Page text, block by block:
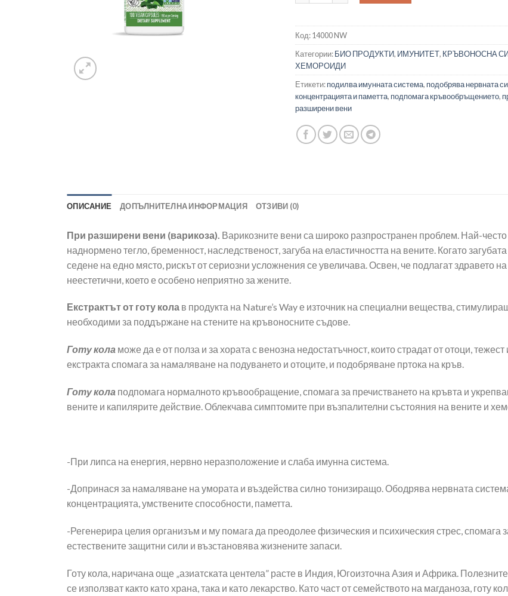
Код:14000 NW
Категории:БИО ПРОДУКТИ, ИМУНИТЕТ, КРЪВОНОСНА
ХЕМОРОИДИ
Етикети:подилва имунната система, подобрява нервната
концентрацията и паметта, подпомага кръвообръщението,
разширени вени
ОПИСАНИЕ ДОПЪЛНИТЕЛНА ИНФОРМАЦИЯ ОТЗИВИ (0)
При разширени вени (варикоза). Варикозните вени са широко разпространен проблем. Най-
наднормено тегло, бременност, наследственост, загуба на еластичността на вените. Когато
седене на едно място, рискът от сериозни усложнения се увеличава. Освен, че подлагат здравето
неестетични, което е особено неприятно за жените.
Екстрактът от готу кола в продукта на Nature’s Way е източник на специални вещества,
необходими за поддържане на стените на кръвоносните съдове.
Готу кола може да е от полза и за хората с венозна недостатъчност, които страдат от отоци,
екстракта спомага за намаляване на подуването и отоците, и подобряване пртока на кръв.
Готу кола подпомага нормалното кръвообращение, спомага за пречистването на кръвта и
вените и капилярите действие. Облекчава симптомите при възпалителни състояния на вените и
-При липса на енергия, нервно неразположение и слаба имунна система.
-Допринася за намаляване на умората и въздейства силно тонизиращо. Ободрява нервната
концентрацията, умствените способности, паметта.
-Регенерира целия организъм и му помага да преодолее физическия и психическия стрес, спомага
естествените защитни сили и възстановява жизнените запаси.
Готу кола, наричана още „азиатската центела” расте в Индия, Югоизточна Азия и Африка.
се използват както като храна, така и като лекарство. Като част от семейството на магданоза,